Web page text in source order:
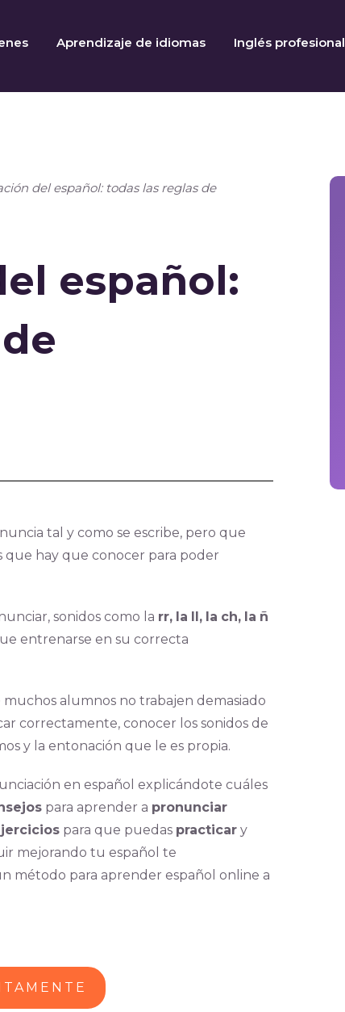
Aprendizaje de idiomas Inglés profesional
del español: todas las reglas de
español:
tal y como se escribe, pero que
que hay que conocer para poder
sonidos como la rr, la ll, la ch, la ñ
entrenarse en su correcta
alumnos no trabajen demasiado
correctamente, conocer los sonidos de
y la entonación que le es propia.
en español explicándote cuáles
para aprender a pronunciar
para que puedas practicary
mejorando tu español te
método para aprender español online a